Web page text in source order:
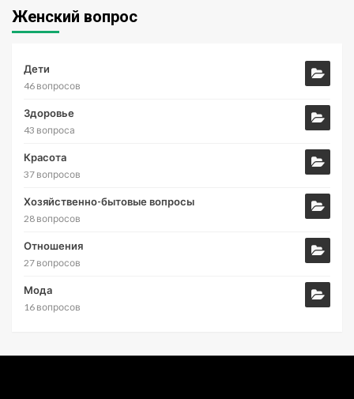
Женский вопрос
Дети
46 вопросов
Здоровье
43 вопроса
Красота
37 вопросов
Хозяйственно-бытовые вопросы
28 вопросов
Отношения
27 вопросов
Мода
16 вопросов